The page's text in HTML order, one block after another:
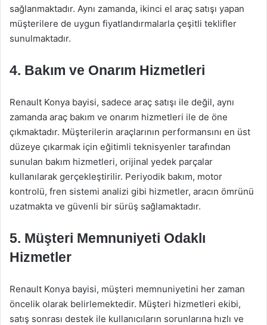
sağlanmaktadır. Aynı zamanda, ikinci el araç satışı yapan
müşterilere de uygun fiyatlandırmalarla çeşitli teklifler
sunulmaktadır.
4. Bakım ve Onarım Hizmetleri
Renault Konya bayisi, sadece araç satışı ile değil, aynı
zamanda araç bakım ve onarım hizmetleri ile de öne
çıkmaktadır. Müşterilerin araçlarının performansını en üst
düzeye çıkarmak için eğitimli teknisyenler tarafından
sunulan bakım hizmetleri, orijinal yedek parçalar
kullanılarak gerçekleştirilir. Periyodik bakım, motor
kontrolü, fren sistemi analizi gibi hizmetler, aracın ömrünü
uzatmakta ve güvenli bir sürüş sağlamaktadır.
5. Müşteri Memnuniyeti Odaklı
Hizmetler
Renault Konya bayisi, müşteri memnuniyetini her zaman
öncelik olarak belirlemektedir. Müşteri hizmetleri ekibi,
satış sonrası destek ile kullanıcıların sorunlarına hızlı ve